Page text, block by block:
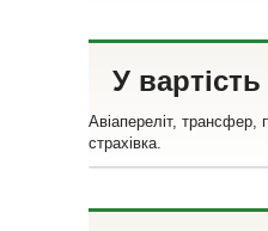
У
Авіапереліт, трансфер,
страхівка.